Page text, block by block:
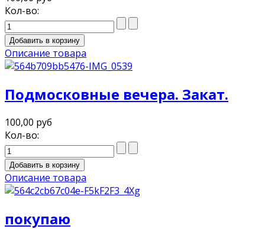
Кол-во:
Описание товара
Подмосковные вечера. Закат.
100,00 руб
Кол-во:
Описание товара
покупаю